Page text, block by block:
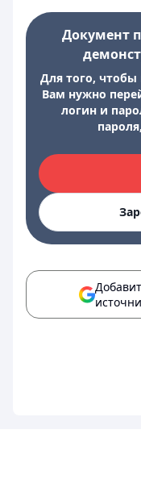
Документ
Для того, чтобы
Вам нужно
логин и